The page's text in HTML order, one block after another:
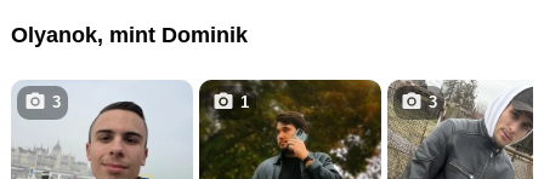
Olyanok, mint Dominik
3 1 3